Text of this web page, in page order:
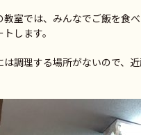
教室では、みんなでご飯を食
します。
は調理する場所がないので、